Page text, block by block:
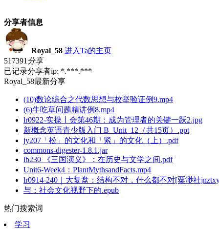
分享者信息
Royal_58 进入Ta的主页
517391 分享
已记录分享者ip: *.***.***
Royal_58最新分享
(10)数论综合之代数思想与枚举验证例9.mp4
(6)牛吃草问题精讲例8.mp4
lr0922-实操丨会第46期：成为管理者的关键一跃2.jpg
新概念英语青少版入门 B_Unit_12（共15页）.ppt
jy207「松」的文化和「紧」的文化（上）.pdf
commons-digester-1.8.1.jar
lb230 《三国演义》：在历史与文学之间.pdf
Unit6-Week4：PlantMythsandFacts.mp4
lr0914-240｜大复盘：结构不对，什么都不对[粟渺社
与：社会文化视野下的.epub
热门搜索词
学习